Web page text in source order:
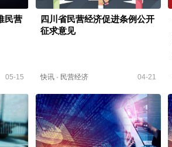
民营
05-15
四川省民营经济促进条例公开
征求意见
快讯· 民营经济 04-21